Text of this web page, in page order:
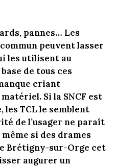
pannes… Les
peuvent lasser
les utilisent au
de tous ces
criant
Si la SNCF est
les TCL le semblent
de l’usager ne paraît
si des drames
Brétigny-sur-Orge cet
augurer un